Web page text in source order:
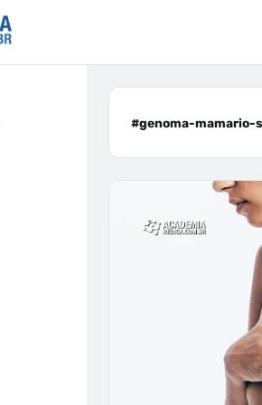
#genoma-mamario-